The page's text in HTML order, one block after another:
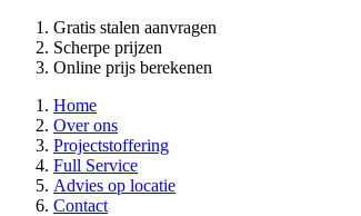
Gratis stalen aanvragen
Scherpe prijzen
Online prijs berekenen
Home
Over ons
Projectstoffering
Full Service
Advies op locatie
Contact